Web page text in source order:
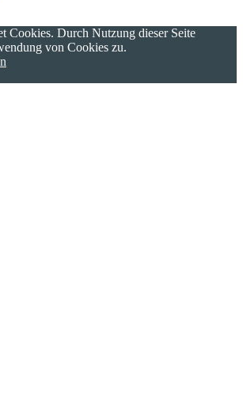
Cookies. Durch Nutzung dieser Seite
von Cookies zu.